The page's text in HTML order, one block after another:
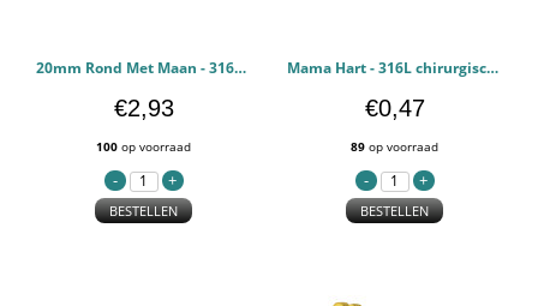
20mm Rond Met Maan - 316L chirurgisch roestvrij staal Stalen hangers PCJW50457
€2,93
100 op voorraad
BESTELLEN
Mama Hart - 316L chirurgisch roestvrij staal Oorstekers PCJW50230
€0,47
89 op voorraad
BESTELLEN